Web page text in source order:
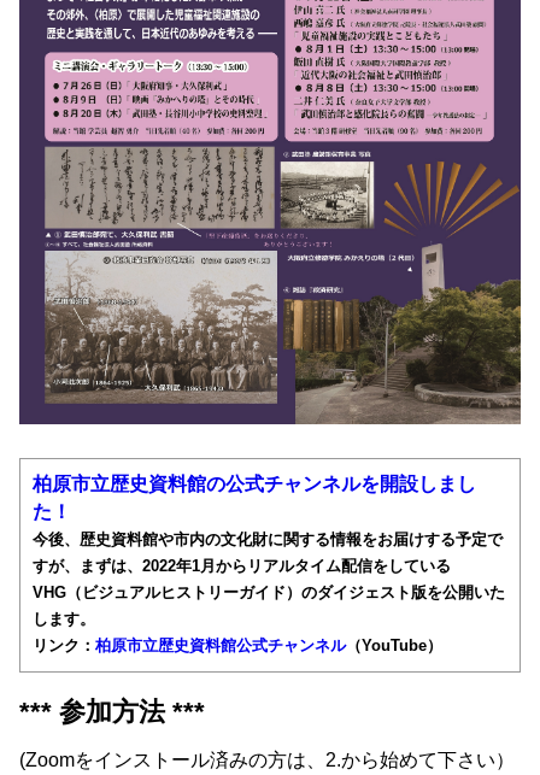
柏原市立歴史資料館の公式チャンネルを開設しまし
た！
今後、歴史資料館や市内の文化財に関する情報をお届けする予定で
すが、まずは、2022年1月からリアルタイム配信をしている
VHG（ビジュアルヒストリーガイド）のダイジェスト版を公開いた
します。
リンク： 柏原市立歴史資料館公式チャンネル（YouTube）
*** 参加方法 ***
(Zoomをインストール済みの方は、2.から始めて下さい）